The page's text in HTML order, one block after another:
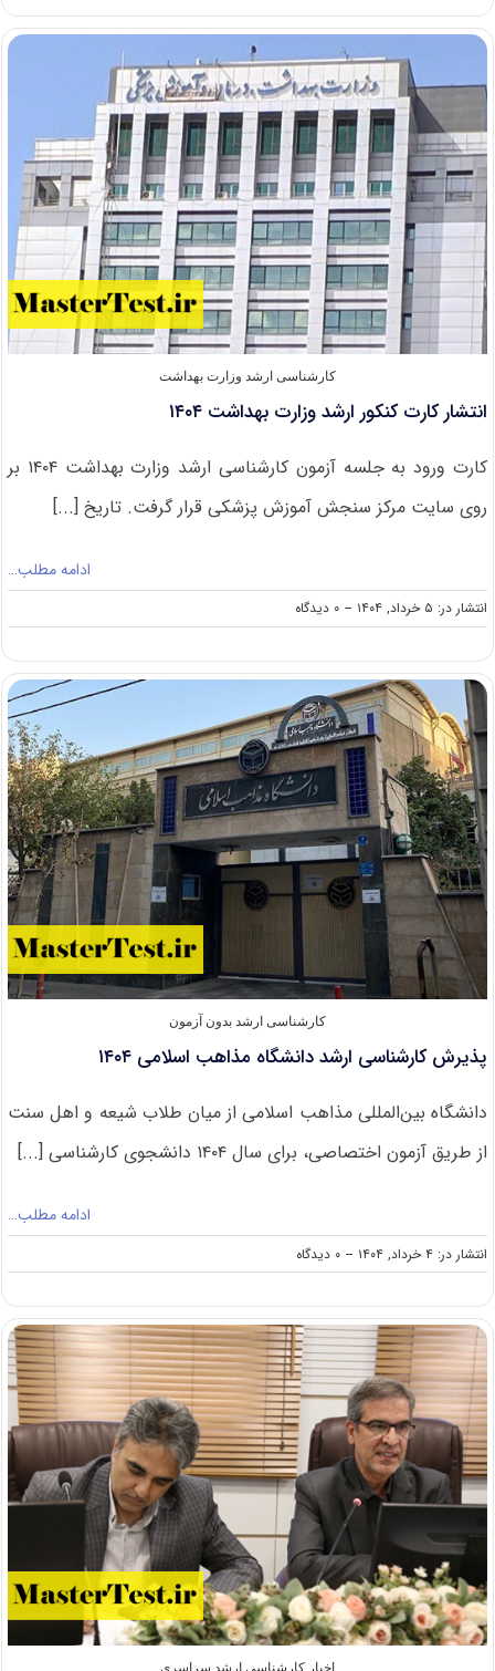
آزمون
کارشناسی
ارشد
۱۴۰۴
در
اواسط
خرداد
کارشناسی ارشد وزارت بهداشت
انتشار کارت کنکور ارشد وزارت بهداشت ۱۴۰۴
کارت ورود به جلسه آزمون کارشناسی ارشد وزارت بهداشت ۱۴۰۴ بر
روی سایت مرکز سنجش آموزش پزشکی قرار گرفت. تاریخ [...]
ادامه مطلب…
انتشار در: ۵ خرداد, ۱۴۰۴ -- ۰ دیدگاه
on
انتشار
کنکور
وزارت
بهداشت
۱۴۰۴
کارشناسی ارشد بدون آزمون
پذیرش کارشناسی ارشد دانشگاه مذاهب اسلامی ۱۴۰۴
دانشگاه بین‌المللی مذاهب اسلامی از میان طلاب شیعه و اهل سنت
از طریق آزمون اختصاصی، برای سال ۱۴۰۴ دانشجوی کارشناسی [...]
ادامه مطلب…
انتشار در: ۴ خرداد, ۱۴۰۴ -- ۰ دیدگاه
on
پذیرش
ارشد
دانشگاه
مذاهب
اسلامی
۱۴۰۴
اخبار کارشناسی ارشد سراسری